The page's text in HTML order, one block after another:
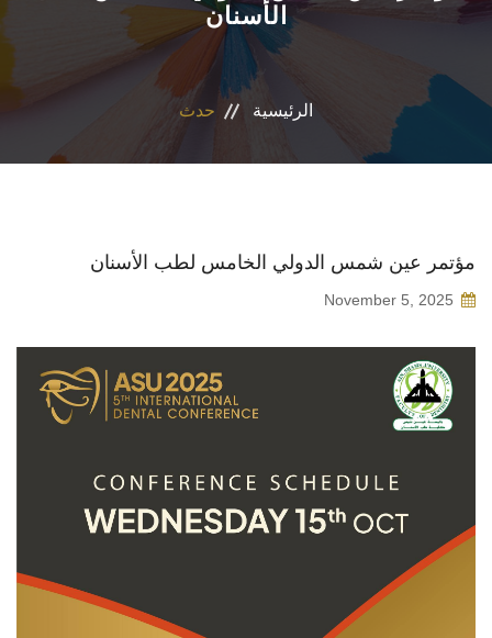
نظام الدراسات العليا
التعليم المستمر
وحدة الخريجين
برنامج إقامة الأطباء
وحدة ضمان الجودة
الأخبار والأحداث
الأسنان
الرئيسية حدث
مؤتمر عين شمس الدولي الخامس لطب الأسنان
November 5, 2025